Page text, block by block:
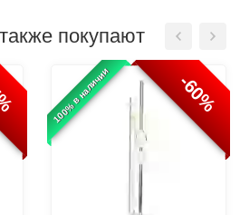
покупают
100% в наличии -60%